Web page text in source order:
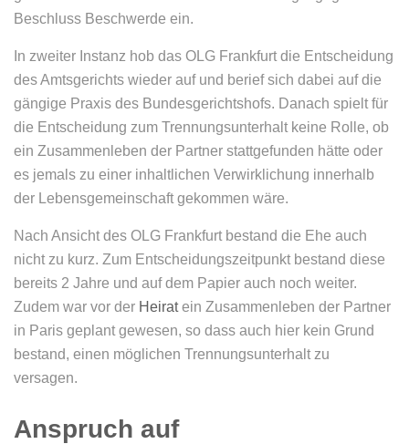
Beschluss Beschwerde ein.
In zweiter Instanz hob das OLG Frankfurt die Entscheidung
des Amtsgerichts wieder auf und berief sich dabei auf die
gängige Praxis des Bundesgerichtshofs. Danach spielt für
die Entscheidung zum Tren­nungs­un­ter­halt keine Rolle, ob
ein Zusam­men­leben der Partner stattgefunden hätte oder
es jemals zu einer inhaltlichen Verwirklichung innerhalb
der Lebensgemeinschaft gekommen wäre.
Nach Ansicht des OLG Frankfurt bestand die Ehe auch
nicht zu kurz. Zum Entscheidungszeitpunkt bestand diese
bereits 2 Jahre und auf dem Papier auch noch weiter.
Zudem war vor der Heiratein Zusam­men­leben der Partner
in Paris geplant gewesen, so dass auch hier kein Grund
bestand, einen möglichen Tren­nungs­un­ter­halt zu
versagen.
Anspruch auf